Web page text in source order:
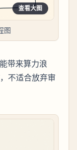
查看大图
图
带来算力浪
不适合放弃审